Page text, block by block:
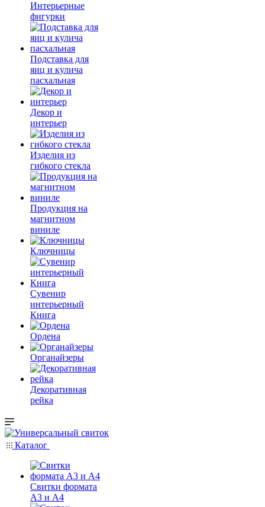
Интерьерные
фигурки
Подставка для
яиц и кулича
пасхальная
Декор и
интерьер
Изделия из
гибкого стекла
Продукция на
магнитном
виниле
Ключницы
Сувенир
интерьерный
Книга
Ордена
Органайзеры
Декоративная
рейка
Каталог
Свитки формата
А3 и А4